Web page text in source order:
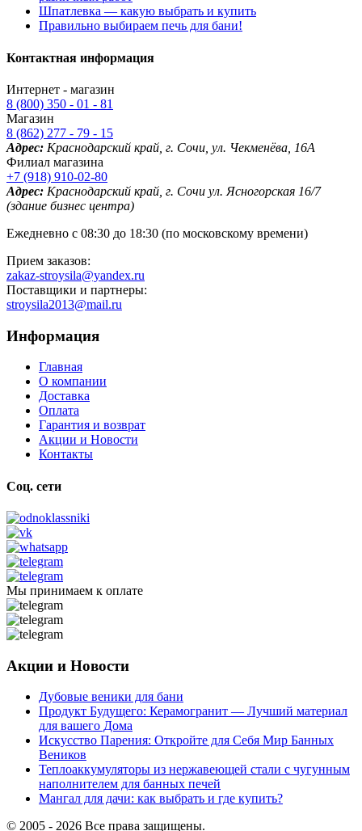
Шпатлевка — какую выбрать и купить
Правильно выбираем печь для бани!
Контактная информация
Интернет - магазин
8 (800) 350 - 01 - 81
Магазин
8 (862) 277 - 79 - 15
Адрес: Краснодарский край, г. Сочи, ул. Чекменёва, 16А
Филиал магазина
+7 (918) 910-02-80
Адрес: Краснодарский край, г. Сочи ул. Ясногорская 16/7
(здание бизнес центра)
Ежедневно с 08:30 до 18:30 (по московскому времени)
Прием заказов:
zakaz-stroysila@yandex.ru
Поставщики и партнеры:
stroysila2013@mail.ru
Информация
Главная
О компании
Доставка
Оплата
Гарантия и возврат
Акции и Новости
Контакты
Соц. сети
Мы принимаем к оплате
Акции и Новости
Дубовые веники для бани
Продукт Будущего: Керамогранит — Лучший материал
для вашего Дома
Искусство Парения: Откройте для Себя Мир Банных
Веников
Теплоаккумуляторы из нержавеющей стали с чугунным
наполнителем для банных печей
Мангал для дачи: как выбрать и где купить?
© 2005 - 2026 Все права защищены.